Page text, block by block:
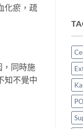
化瘀，疏
同時施
知不覺中